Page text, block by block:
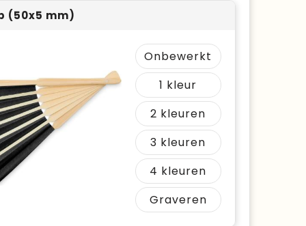
(50x5 mm)
Onbewerkt
1
2
3
4
Graveren